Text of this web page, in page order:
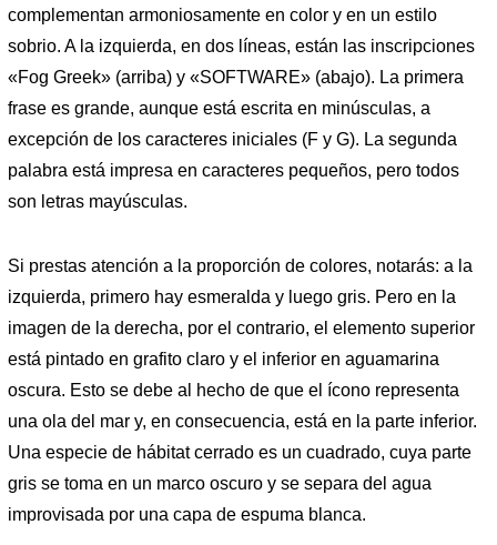
complementan armoniosamente en color y en un estilo
sobrio. A la izquierda, en dos líneas, están las inscripciones
«Fog Greek» (arriba) y «SOFTWARE» (abajo). La primera
frase es grande, aunque está escrita en minúsculas, a
excepción de los caracteres iniciales (F y G). La segunda
palabra está impresa en caracteres pequeños, pero todos
son letras mayúsculas.
Si prestas atención a la proporción de colores, notarás: a la
izquierda, primero hay esmeralda y luego gris. Pero en la
imagen de la derecha, por el contrario, el elemento superior
está pintado en grafito claro y el inferior en aguamarina
oscura. Esto se debe al hecho de que el ícono representa
una ola del mar y, en consecuencia, está en la parte inferior.
Una especie de hábitat cerrado es un cuadrado, cuya parte
gris se toma en un marco oscuro y se separa del agua
improvisada por una capa de espuma blanca.